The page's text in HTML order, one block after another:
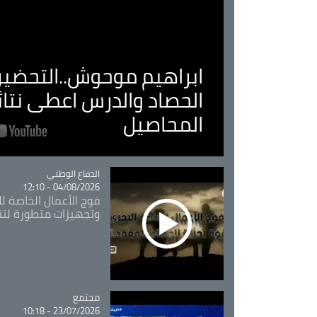
ابراهيم
الحصاد والدرس اعطى
المحاصيل
Catégorie
الدفاع الوطني
04/08/2026 - 12:10
فوج الأعمال الخاصة
وتجهيزات متطورة
Catégorie
مجتمع
23/07/2026 - 10:18